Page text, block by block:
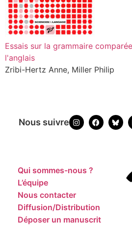
Essais sur la grammaire
l'anglais
Zribi-Hertz Anne, Miller Philip
Nous suivre
Qui sommes-nous ?
L’équipe
Nous contacter
Diffusion/Distribution
Déposer un manuscrit